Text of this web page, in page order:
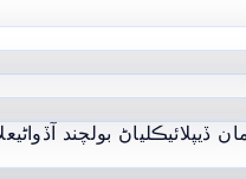
ڏيپلائيڪلياڻ بولچند آڏواڻي